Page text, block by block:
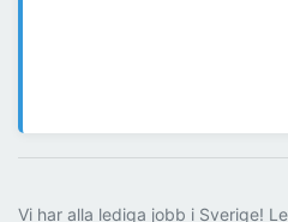
Vi har alla lediga jobb i Sverige!